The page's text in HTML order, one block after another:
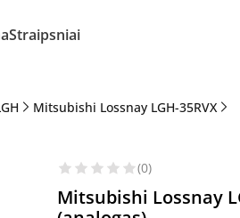
Straipsniai
Mitsubishi Lossnay LGH-35RVX
(0)
Mitsubishi Lossnay